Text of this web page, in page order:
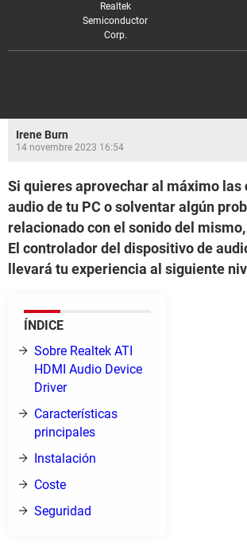
Realtek
Semiconductor
Corp.
Irene Burn
14 novembre 2023 16:54
Si quieres aprovechar al máximo las
audio de tu PC o solventar algún
relacionado con el sonido del
El controlador del dispositivo de
llevará tu experiencia al siguiente
ÍNDICE
Sobre Realtek ATI
HDMI Audio Device
Driver
Características
principales
Instalación
Coste
Seguridad